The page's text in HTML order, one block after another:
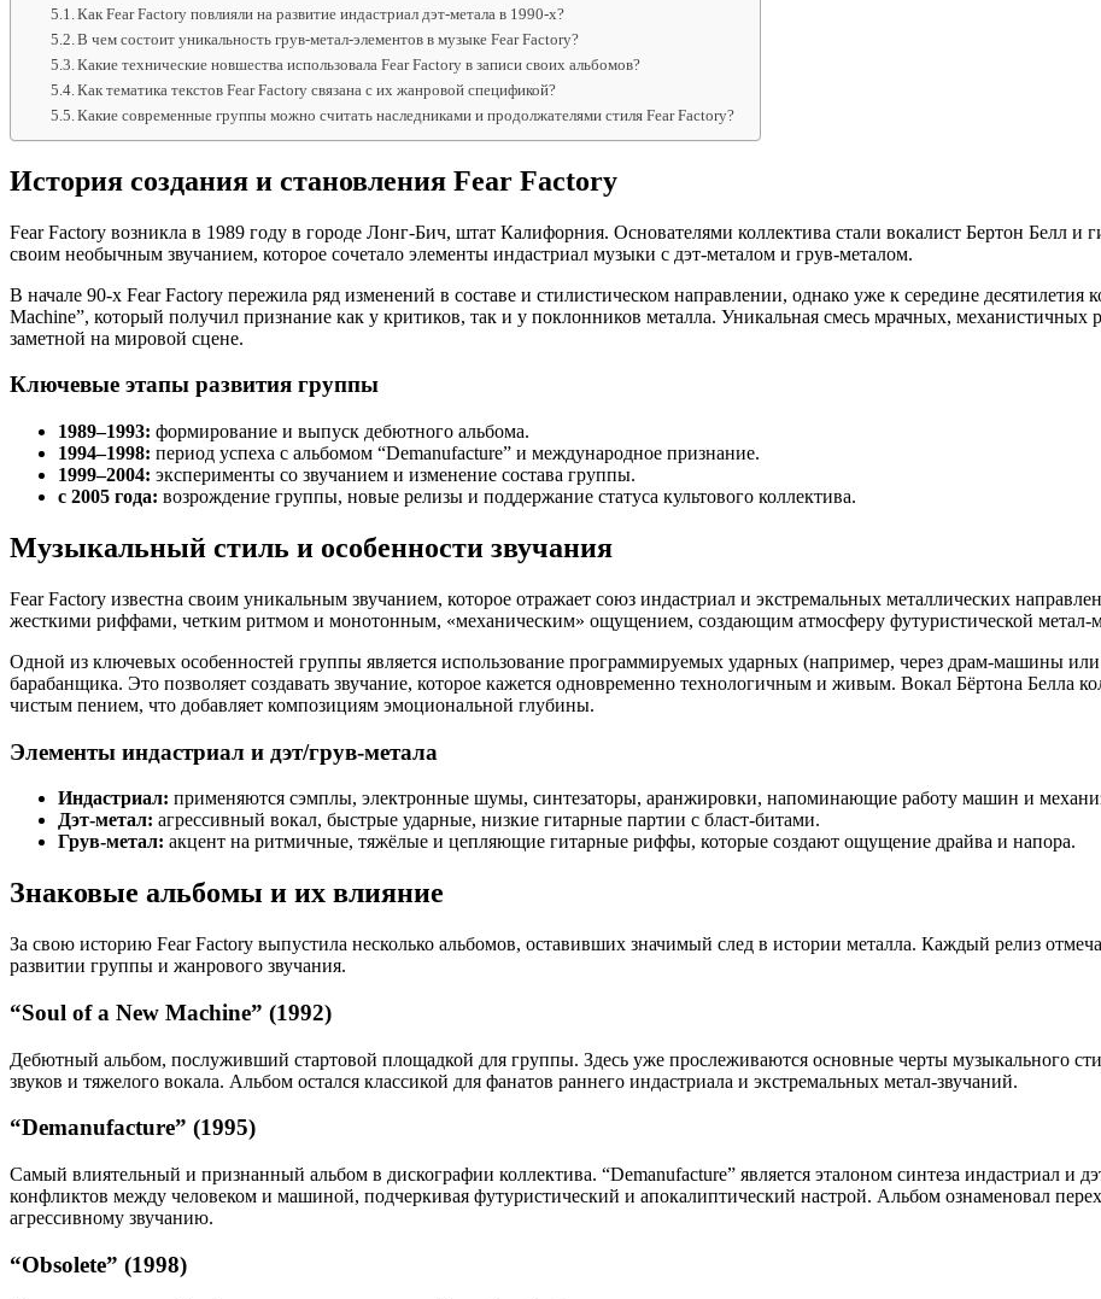
Как Fear Factory повлияли на развитие индастриал дэт-метала в 1990-х?
В чем состоит уникальность грув-метал-элементов в музыке Fear Factory?
Какие технические новшества использовала Fear Factory в записи своих альбомов?
Как тематика текстов Fear Factory связана с их жанровой спецификой?
Какие современные группы можно считать наследниками и продолжателями стиля Fear Factory?
История создания и становления Fear Factory
Fear Factory возникла в 1989 году в городе Лонг-Бич, штат Калифорния. Основателями коллектива стали вокалист Бертон Белл и
своим необычным звучанием, которое сочетало элементы индастриал музыки с дэт-металом и грув-металом.
В начале 90-х Fear Factory пережила ряд изменений в составе и стилистическом направлении, однако уже к середине
Machine”, который получил признание как у критиков, так и у поклонников металла. Уникальная смесь мрачных, механистичных
заметной на мировой сцене.
Ключевые этапы развития группы
1989–1993: формирование и выпуск дебютного альбома.
1994–1998: период успеха с альбомом “Demanufacture” и международное признание.
1999–2004: эксперименты со звучанием и изменение состава группы.
с 2005 года: возрождение группы, новые релизы и поддержание статуса культового коллектива.
Музыкальный стиль и особенности звучания
Fear Factory известна своим уникальным звучанием, которое отражает союз индастриал и экстремальных металлических
жесткими риффами, четким ритмом и монотонным, «механическим» ощущением, создающим атмосферу футуристической
Одной из ключевых особенностей группы является использование программируемых ударных (например, через драм-машины
барабанщика. Это позволяет создавать звучание, которое кажется одновременно технологичным и живым. Вокал Бёртона Белла
чистым пением, что добавляет композициям эмоциональной глубины.
Элементы индастриал и дэт/грув-метала
Индастриал: применяются сэмплы, электронные шумы, синтезаторы, аранжировки, напоминающие работу машин и
Дэт-метал: агрессивный вокал, быстрые ударные, низкие гитарные партии с бласт-битами.
Грув-метал: акцент на ритмичные, тяжёлые и цепляющие гитарные риффы, которые создают ощущение драйва и напора.
Знаковые альбомы и их влияние
За свою историю Fear Factory выпустила несколько альбомов, оставивших значимый след в истории металла. Каждый релиз
развитии группы и жанрового звучания.
“Soul of a New Machine” (1992)
Дебютный альбом, послуживший стартовой площадкой для группы. Здесь уже прослеживаются основные черты музыкального
звуков и тяжелого вокала. Альбом остался классикой для фанатов раннего индастриала и экстремальных метал-звучаний.
“Demanufacture” (1995)
Самый влиятельный и признанный альбом в дискографии коллектива. “Demanufacture” является эталоном синтеза индастриал и
конфликтов между человеком и машиной, подчеркивая футуристический и апокалиптический настрой. Альбом ознаменовал
агрессивному звучанию.
“Obsolete” (1998)